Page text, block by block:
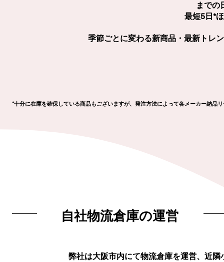
までの
最短5日*
季節ごとに変わる新商品・最新トレ
*十分に在庫を確保している商品もございますが、発注方法によって各メーカー納品
自社物流倉庫の運営
弊社は大阪市内にて物流倉庫を運営、近